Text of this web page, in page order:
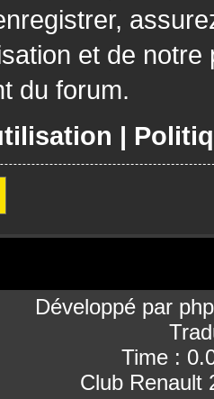
et de
du forum.
|
Développé par
Time :
Club Renault